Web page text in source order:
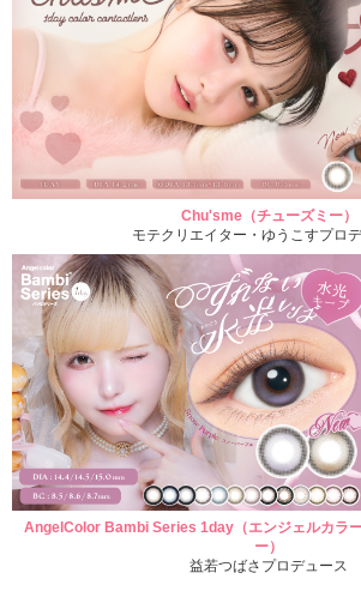
Chu'sme（チューズミー）
モテクリエイター・ゆうこすプロ
AngelColor Bambi Series 1day（エンジェルカラ
ー）
益若つばさプロデュース